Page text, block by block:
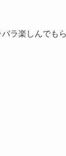
ラ楽しんでもら